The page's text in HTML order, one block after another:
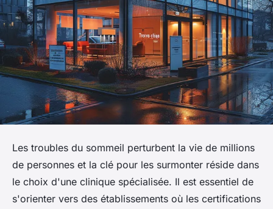
Les troubles du sommeil perturbent la vie de millions
de personnes et la clé pour les surmonter réside dans
le choix d'une clinique spécialisée. Il est essentiel de
s'orienter vers des établissements où les certifications